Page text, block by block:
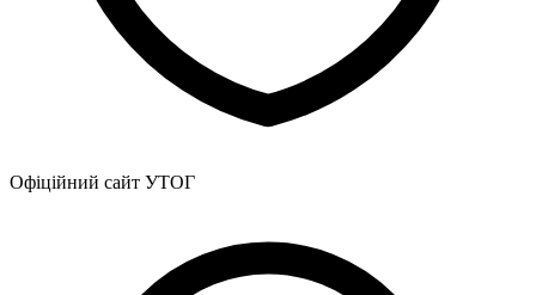
Закарпатська область
Запорізька область
Івано-Франківська область
Кіровоградська область
Одеська область
Полтавська область
Офіційний сайт УТОГ